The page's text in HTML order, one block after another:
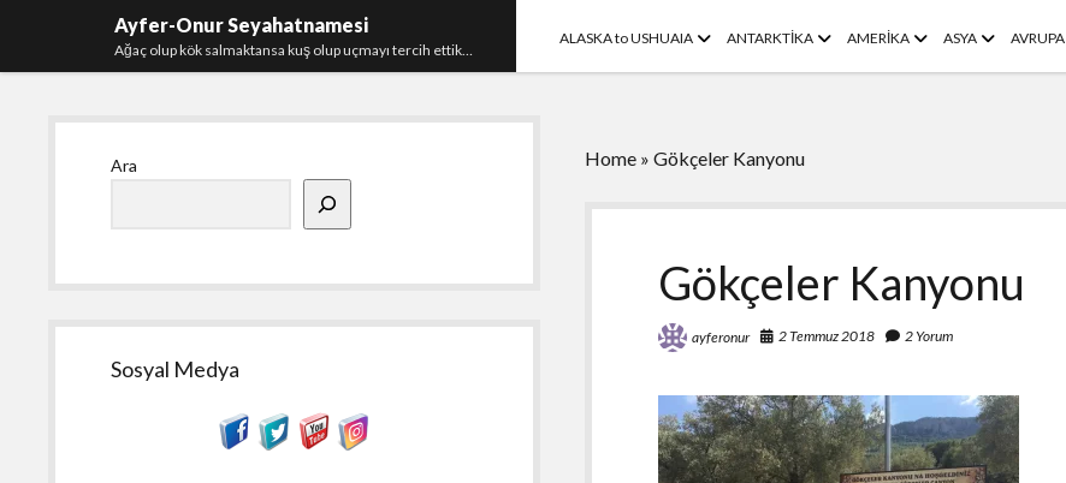
Ayfer-Onur Seyahatnamesi
Ağaç olup kök salmaktansa kuş olup uçmayı tercih ettik…
ALASKA to USHUAIA menüyüANTARKTİKA menüyüAMERİKA menüyü
ASYA menüyü
AVRUPA
Home »Gökçeler Kanyonu
Gökçeler Kanyonu
ayferonur 2 Temmuz 2018 2 Yorum
Ara
Sosyal Medya